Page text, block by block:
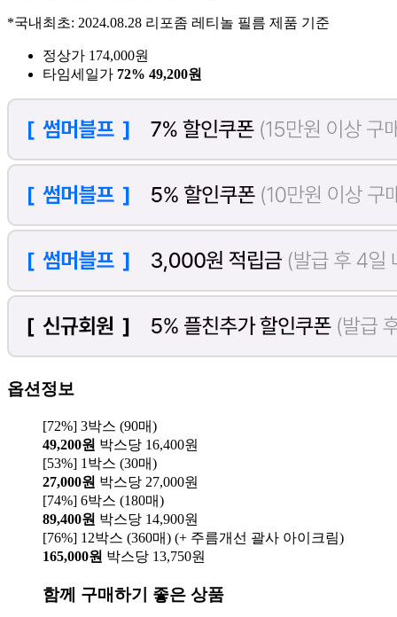
*국내최초: 2024.08.28 리포좀 레티놀 필름 제품 기준
정상가 174,000원
타임세일가 72% 49,200원
옵션정보
[72%] 3박스 (90매)
49,200원 박스당 16,400원
[53%] 1박스 (30매)
27,000원 박스당 27,000원
[74%] 6박스 (180매)
89,400원 박스당 14,900원
[76%] 12박스 (360매) (+ 주름개선 괄사 아이크림)
165,000원 박스당 13,750원
함께 구매하기 좋은 상품